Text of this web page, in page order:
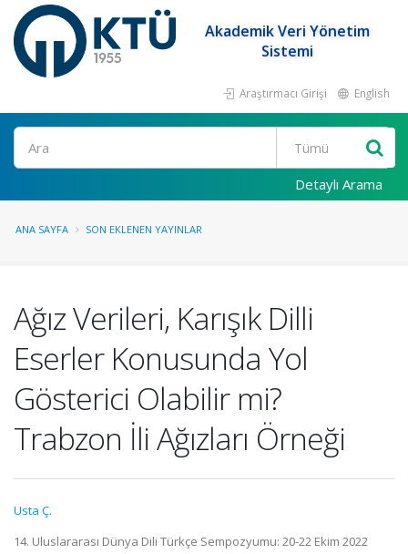
Akademik Veri Yönetim
Sistemi
Araştırmacı Girişi English
Ara
Detaylı Arama
ANA SAYFA SON EKLENEN YAYINLAR
Ağız Verileri, Karışık Dilli
Eserler Konusunda Yol
Gösterici Olabilir mi?
Trabzon İli Ağızları Örneği
Usta Ç.
14. Uluslararası Dünya Dili Türkçe Sempozyumu: 20-22 Ekim 2022